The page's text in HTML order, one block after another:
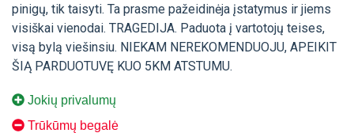
pinigų, tik taisyti. Ta prasme pažeidinėja įstatymus ir jiems
visiškai vienodai. TRAGEDIJA. Paduota į vartotojų teises,
visą bylą viešinsiu. NIEKAM NEREKOMENDUOJU, APEIKIT
ŠIĄ PARDUOTUVĘ KUO 5KM ATSTUMU.
Jokių privalumų
Trūkūmų begalė